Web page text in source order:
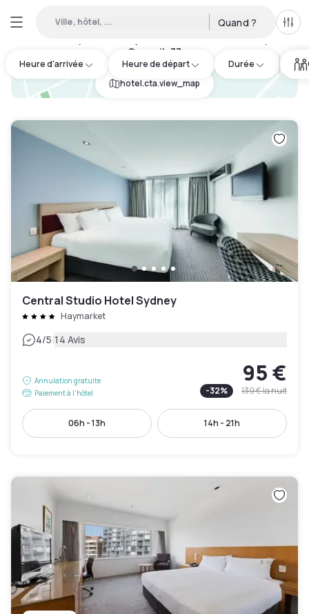
Ville, hôtel, ... Quand ?
Heure d'arrivée Heure de départ Durée
Council 37
hotel.cta.view_map
Central Studio Hotel Sydney
Haymarket
4/5|14 Avis
Annulation gratuite
Paiement à l'hôtel
95 €
-32% 139 €la nuit
06h - 13h 14h - 21h